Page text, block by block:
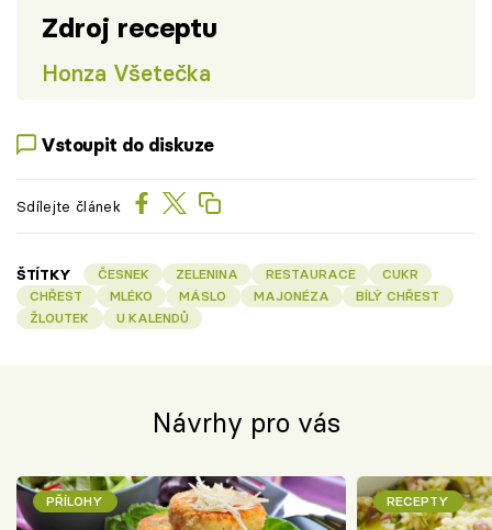
Zdroj receptu
Honza Všetečka
Vstoupit do diskuze
Sdílejte článek
ŠTÍTKY ČESNEK ZELENINA RESTAURACE
CUKR
CHŘEST
MLÉKO MÁSLO MAJONÉZA
BÍLÝ CHŘEST
ŽLOUTEK
U KALENDŮ
Návrhy pro vás
PŘÍLOHY RECEPTY